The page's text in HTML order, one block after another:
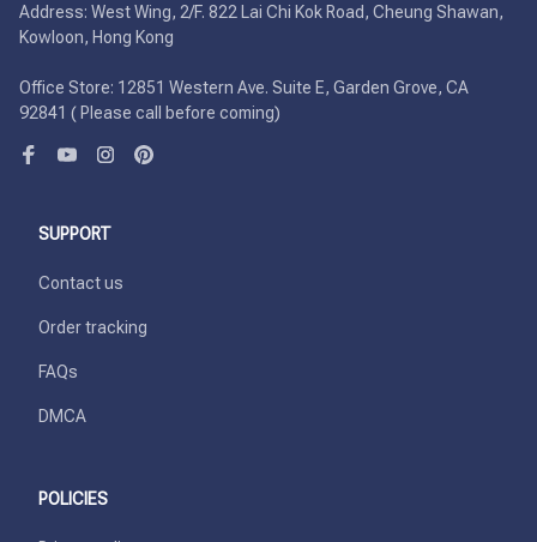
Address: West Wing, 2/F. 822 Lai Chi Kok Road, Cheung Shawan,
Kowloon, Hong Kong
Office Store: 12851 Western Ave. Suite E, Garden Grove, CA
92841 ( Please call before coming)
SUPPORT
Contact us
Order tracking
FAQs
DMCA
POLICIES